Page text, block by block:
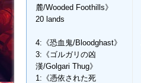
麓/Wooded Foothills》
20 lands
4:《恐血鬼/Bloodghast》
3:《ゴルガリの凶
漢/Golgari Thug》
1:《憑依された死